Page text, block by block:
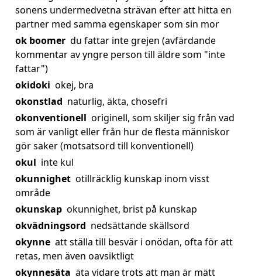
sonens undermedvetna strävan efter att hitta en
partner med samma egenskaper som sin mor
ok boomer du fattar inte grejen (avfärdande
kommentar av yngre person till äldre som "inte
fattar")
okidoki okej, bra
okonstlad naturlig, äkta, chosefri
okonventionell originell, som skiljer sig från vad
som är vanligt eller från hur de flesta människor
gör saker (motsatsord till konventionell)
okul inte kul
okunnighet otillräcklig kunskap inom visst
område
okunskap okunnighet, brist på kunskap
okvädningsord nedsättande skällsord
okynne att ställa till besvär i onödan, ofta för att
retas, men även oavsiktligt
okynnesäta äta vidare trots att man är mätt